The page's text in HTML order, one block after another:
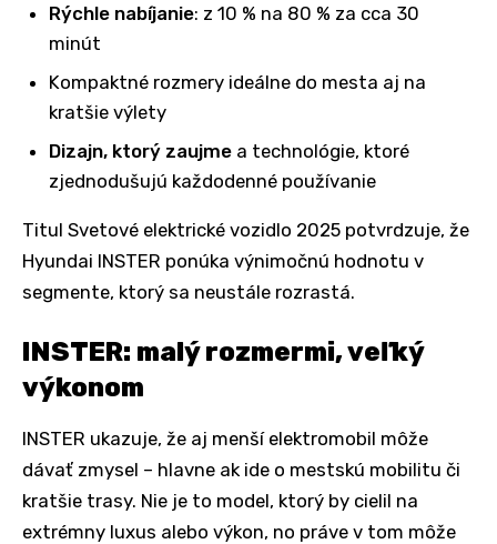
Rýchle nabíjanie: z 10 % na 80 % za cca 30
minút
Kompaktné rozmery ideálne do mesta aj na
kratšie výlety
Dizajn, ktorý zaujme a technológie, ktoré
zjednodušujú každodenné používanie
Titul Svetové elektrické vozidlo 2025 potvrdzuje, že
Hyundai INSTER ponúka výnimočnú hodnotu v
segmente, ktorý sa neustále rozrastá.
INSTER: malý rozmermi, veľký
výkonom
INSTER ukazuje, že aj menší elektromobil môže
dávať zmysel – hlavne ak ide o mestskú mobilitu či
kratšie trasy. Nie je to model, ktorý by cielil na
extrémny luxus alebo výkon, no práve v tom môže